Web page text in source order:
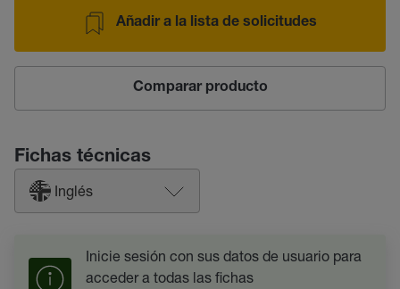
Añadir a la lista de solicitudes
Comparar producto
Fichas técnicas
Inglés
Inicie sesión con sus datos de usuario para
acceder a todas las fichas